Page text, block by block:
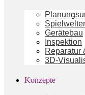
Gerätebau
Inspektion
Reparatur
3D-
Konzepte